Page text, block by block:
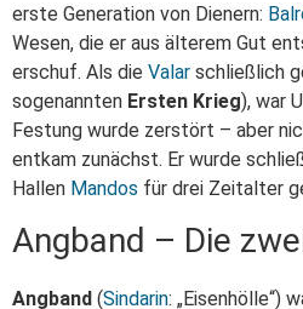
erste Generation von Dienern:
Wesen, die er aus älterem Gut
erschuf. Als die Valar schließlich
sogenannten Ersten Krieg), war
Festung wurde zerstört – aber
entkam zunächst. Er wurde
Hallen Mandos für drei Zeitalter
Angband – Die
Angband (Sindarin: „Eisenhölle“)